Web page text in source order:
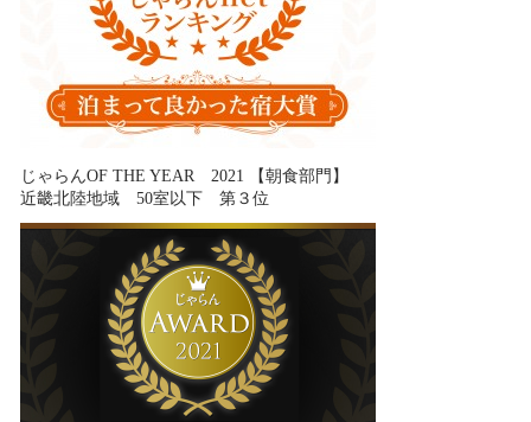
じゃらんOF THE YEAR 2021 【朝食部門】
近畿北陸地域 50室以下 第３位